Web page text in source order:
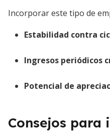
Incorporar este tipo de
Estabilidad contra
Ingresos periódicos
Potencial de
Consejos